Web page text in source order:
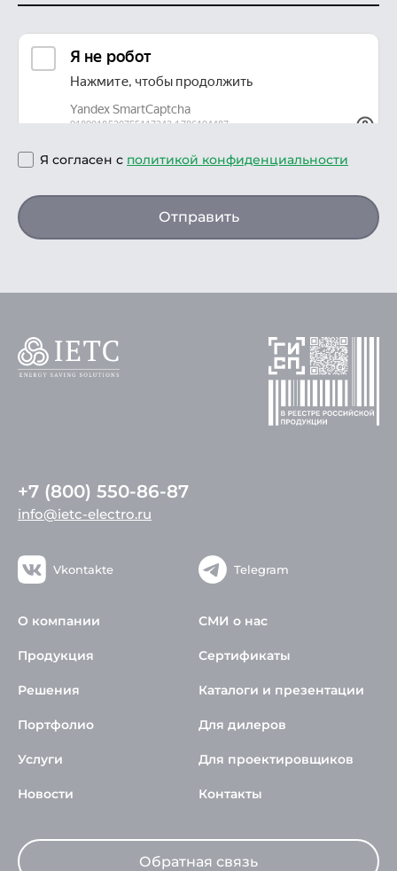
Я согласен с политикой конфиденциальности
Отправить
+7 (800) 550-86-87
info@ietc-electro.ru
Vkontakte Telegram
О компании
Продукция
Решения
Портфолио
Услуги
Новости
СМИ о нас
Сертификаты
Каталоги и презентации
Для дилеров
Для проектировщиков
Контакты
Обратная связь